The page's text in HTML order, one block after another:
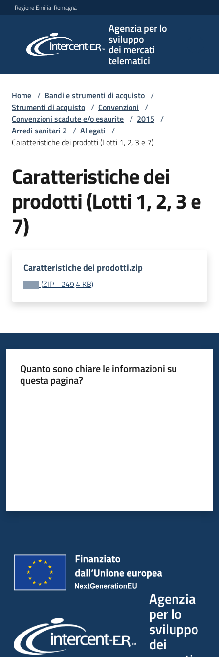
Vai al contenuto
Vai alla navigazione
Vai al footer
Regione Emilia-Romagna
Agenzia per lo
sviluppo
dei mercati
telematici
per lo
sviluppo
telematici
L'Agenzia
Bandi
strumenti
di
acquisto
Supporto
Piattaforme
English
Home / Bandi e strumenti di acquisto /
Strumenti di acquisto / Convenzioni /
Convenzioni scadute e/o esaurite / 2015 /
Arredi sanitari 2 / Allegati /
Caratteristiche dei prodotti (Lotti 1, 2, 3 e 7)
Caratteristiche dei
prodotti (Lotti 1, 2, 3 e
7)
Caratteristiche dei prodotti.zip
(ZIP - 249,4 KB)
Quanto sono chiare le informazioni su
questa pagina?
Agenzia
per lo
sviluppo
dei